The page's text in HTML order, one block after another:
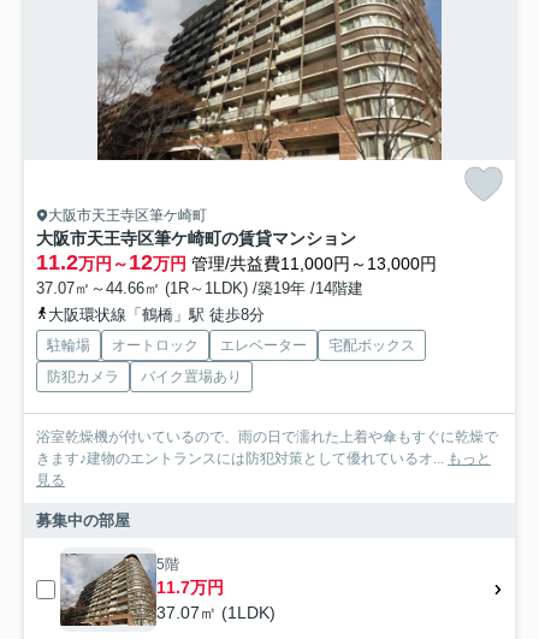
大阪市天王寺区筆ケ崎町
大阪市天王寺区筆ケ崎町の賃貸マンション
11.2万円～12万円 管理/共益費11,000円～13,000円
37.07㎡～44.66㎡ (1R～1LDK) /築19年 /14階建
大阪環状線「鶴橋」駅 徒歩8分
駐輪場 オートロック エレベーター
宅配ボックス
防犯カメラ
バイク置場あり
浴室乾燥機が付いているので、雨の日で濡れた上着や傘もすぐに乾燥で
きます♪建物のエントランスには防犯対策として優れているオ... もっと
見る
募集中の部屋
5階
11.7万円
37.07㎡ (1LDK)